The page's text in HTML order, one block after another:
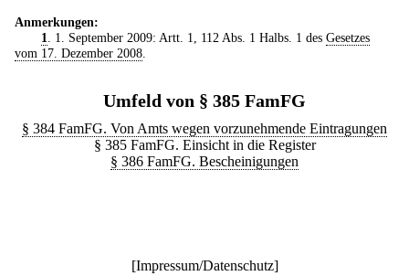
Anmerkungen:
1
. 1. September 2009: Artt. 1, 112 Abs. 1 Halbs. 1 des Gesetzes
vom 17. Dezember 2008
Umfeld von § 385 FamFG
§ 384 FamFG. Von Amts wegen vorzunehmende Eintragungen
§ 385 FamFG. Einsicht in die Register
§ 386 FamFG. Bescheinigungen
[Impressum/Datenschutz]